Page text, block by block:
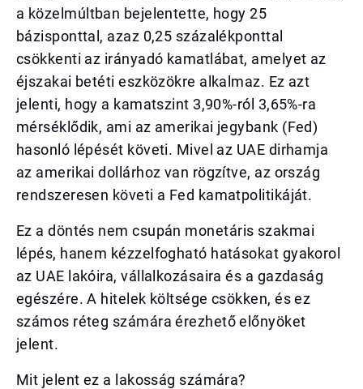
a közelmúltban bejelentette, hogy 25
bázisponttal, azaz 0,25 százalékponttal
csökkenti az irányadó kamatlábat, amelyet az
éjszakai betéti eszközökre alkalmaz. Ez azt
jelenti, hogy a kamatszint 3,90%-ról 3,65%-ra
mérséklődik, ami az amerikai jegybank (Fed)
hasonló lépését követi. Mivel az UAE dirhamja
az amerikai dollárhoz van rögzítve, az ország
rendszeresen követi a Fed kamatpolitikáját.
Ez a döntés nem csupán monetáris szakmai
lépés, hanem kézzelfogható hatásokat gyakorol
az UAE lakóira, vállalkozásaira és a gazdaság
egészére. A hitelek költsége csökken, és ez
számos réteg számára érezhető előnyöket
jelent.
Mit jelent ez a lakosság számára?